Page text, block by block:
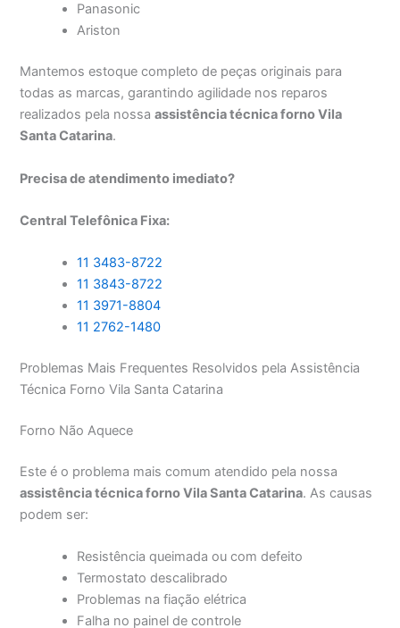
Panasonic
Ariston
Mantemos estoque completo de peças originais para
todas as marcas, garantindo agilidade nos reparos
realizados pela nossaassistência técnica forno Vila
Santa Catarina.
Precisa de atendimento imediato?
Central Telefônica Fixa:
11 3483-8722
11 3843-8722
11 3971-8804
11 2762-1480
Problemas Mais Frequentes Resolvidos pela Assistência
Técnica Forno Vila Santa Catarina
Forno Não Aquece
Este é o problema mais comum atendido pela nossa
assistência técnica forno Vila Santa Catarina. As causas
podem ser:
Resistência queimada ou com defeito
Termostato descalibrado
Problemas na fiação elétrica
Falha no painel de controle